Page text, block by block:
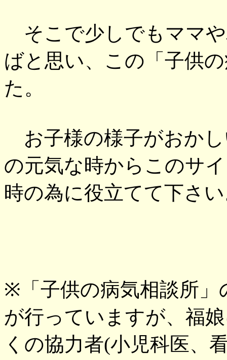
そこで少しでもママ
ばと思い、この「子供
た。
お子様の様子がおか
の元気な時からこのサ
時の為に役立てて下さ
※「子供の病気相談所」
が行っていますが、福
くの協力者(小児科医、